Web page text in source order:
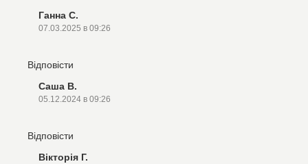
Ганна С.
07.03.2025 в 09:26
Відповісти
Саша В.
05.12.2024 в 09:26
Відповісти
Вікторія Г.